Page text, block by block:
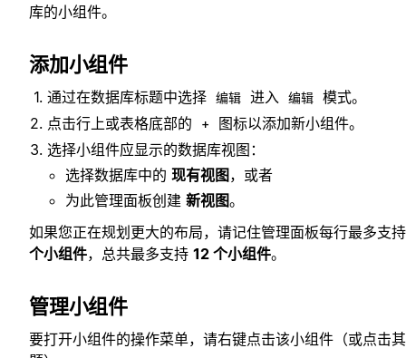
库的小组件。
添加小组件
通过在数据库标题中选择 编辑 进入 编辑 模式。
点击行上或表格底部的
+
图标以添加新小组件。
选择小组件应显示的数据库视图：
选择数据库中的 现有视图 ，或者
为此管理面板创建 新视图。
如果您正在规划更大的布局，请记住管理面板每行最多支
个小组件，总共最多支持 12 个小组件。
管理小组件
要打开小组件的操作菜单，请右键点击该小组件（或点击